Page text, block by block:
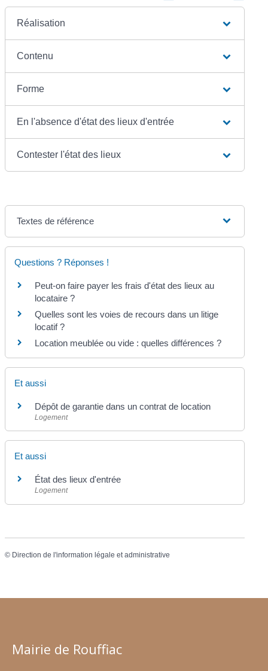
Réalisation
Contenu
Forme
En l'absence d'état des lieux d'entrée
Contester l'état des lieux
Textes de référence
Questions ? Réponses !
Peut-on faire payer les frais d'état des lieux au
locataire ?
Quelles sont les voies de recours dans un litige
locatif ?
Location meublée ou vide : quelles différences ?
Et aussi
Dépôt de garantie dans un contrat de location
Logement
Et aussi
État des lieux d'entrée
Logement
© Direction de l'information légale et administrative
Mairie de Rouffiac